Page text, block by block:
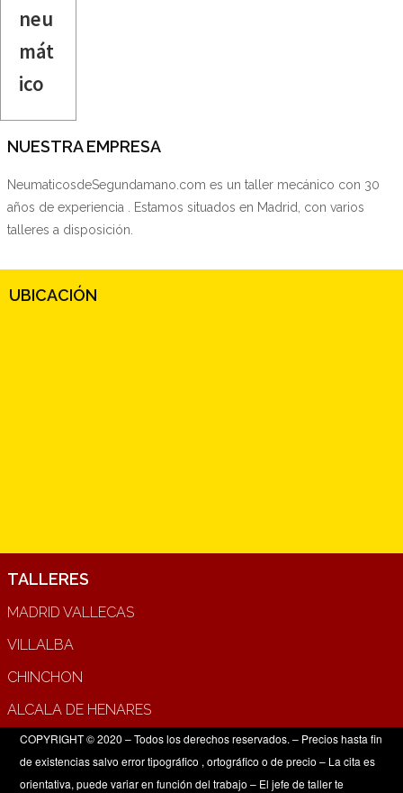
neu
mát
ico
NUESTRA EMPRESA
NeumaticosdeSegundamano.com es un taller mecánico con 30
años de experiencia . Estamos situados en Madrid, con varios
talleres a disposición.
UBICACIÓN
TALLERES
MADRID VALLECAS
VILLALBA
CHINCHON
ALCALA DE HENARES
COPYRIGHT © 2020 – Todos los derechos reservados. – Precios hasta fin
de existencias salvo error tipográfico , ortográfico o de precio – La cita es
orientativa, puede variar en función del trabajo – El jefe de taller te